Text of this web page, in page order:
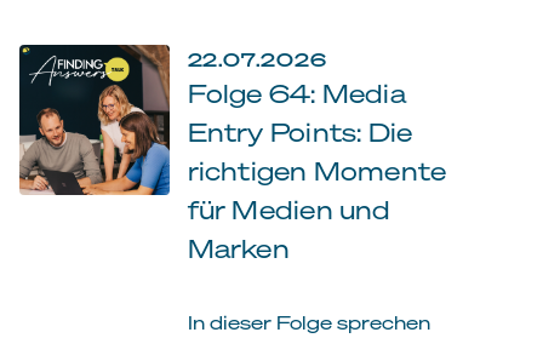
22.07.2026
Folge 64: Media
Entry Points: Die
richtigen Momente
für Medien und
Marken
In dieser Folge sprechen